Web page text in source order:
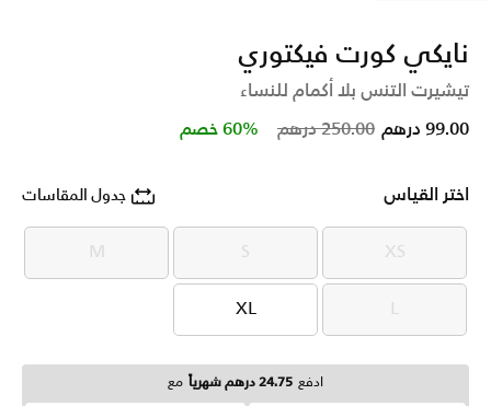
نايكي كورت فيكتوري
تيشيرت التنس بلا أكمام للنساء
Price reduced from
250.00 درهم to 99.00 درهم 60% خصم
اختر القياس جدول المقاسات
XS
XS
S
S
M
M
L
L
XL
XL
ادفع 24.75 درهم شهرياً مع